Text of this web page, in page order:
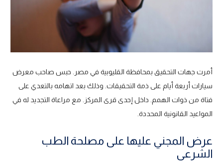
أمرت جهات التحقيق بمحافظة القليوبية في مصر. حبس صاحب معرض
سيارات أربعة أيام على ذمة التحقيقات. وذلك بعد اتهامه بالتعدي على
فتاة من ذوات الهمم. داخل إحدى قرى المركز. مع مراعاة التجديد له في
المواعيد القانونية المحددة.
عرض المجني عليها على مصلحة الطب
الشرعي